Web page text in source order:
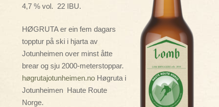
4,7 % vol. 22 IBU.
HØGRUTA er ein fem dagars
topptur på ski i hjarta av
Jotunheimen over minst åtte
brear og sju 2000-meterstoppar.
høgrutajotunheimen.no Høgruta i
Jotunheimen Haute Route
Norge.